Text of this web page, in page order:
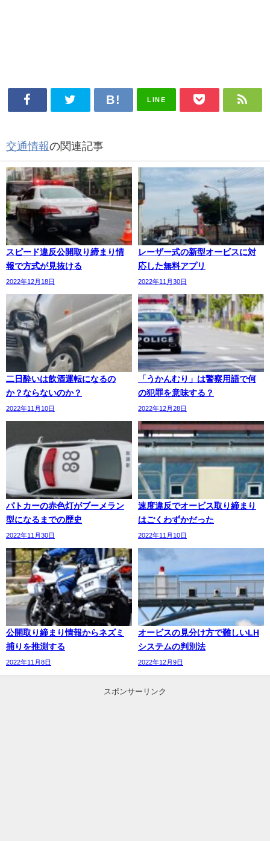
LINE
交通情報の関連記事
スピード違反公開取り締まり情
報で方式が見抜ける
2022年12月18日
レーザー式の新型オービスに対
応した無料アプリ
2022年11月30日
二日酔いは飲酒運転になるの
か？ならないのか？
2022年11月10日
「うかんむり」は警察用語で何
の犯罪を意味する？
2022年12月28日
パトカーの赤色灯がブーメラン
型になるまでの歴史
2022年11月30日
速度違反でオービス取り締まり
はごくわずかだった
2022年11月10日
公開取り締まり情報からネズミ
捕りを推測する
2022年11月8日
オービスの見分け方で難しいLH
システムの判別法
2022年12月9日
スポンサーリンク